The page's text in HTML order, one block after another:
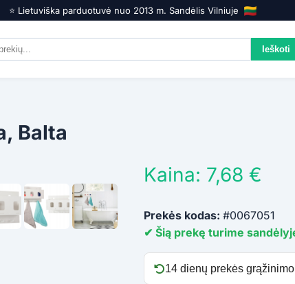
⭐️ Lietuviška parduotuvė nuo 2013 m. Sandėlis Vilniuje
Balta
Kaina: 7,68 €
Prekės kodas: #0067051
✔ Šią prekę turime
14 dienų prekės